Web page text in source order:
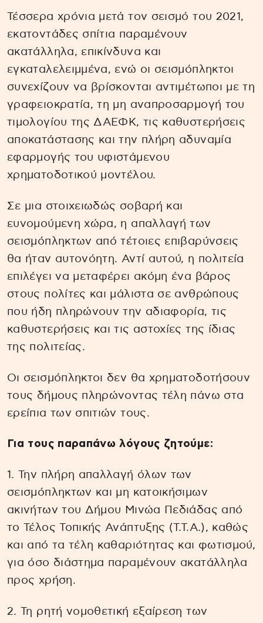
Τέσσερα χρόνια μετά τον σεισμό του 2021,
εκατοντάδες σπίτια παραμένουν
ακατάλληλα, επικίνδυνα και
εγκαταλελειμμένα, ενώ οι σεισμόπληκτοι
συνεχίζουν να βρίσκονται αντιμέτωποι με τη
γραφειοκρατία, τη μη αναπροσαρμογή του
τιμολογίου της ΔΑΕΦΚ, τις καθυστερήσεις
αποκατάστασης και την πλήρη αδυναμία
εφαρμογής του υφιστάμενου
χρηματοδοτικού μοντέλου.
Σε μια στοιχειωδώς σοβαρή και
ευνομούμενη χώρα, η απαλλαγή των
σεισμόπληκτων από τέτοιες επιβαρύνσεις
θα ήταν αυτονόητη. Αντί αυτού, η πολιτεία
επιλέγει να μεταφέρει ακόμη ένα βάρος
στους πολίτες και μάλιστα σε ανθρώπους
που ήδη πληρώνουν την αδιαφορία, τις
καθυστερήσεις και τις αστοχίες της ίδιας
της πολιτείας.
Οι σεισμόπληκτοι δεν θα χρηματοδοτήσουν
τους δήμους πληρώνοντας τέλη πάνω στα
ερείπια των σπιτιών τους.
Για τους παραπάνω λόγους ζητούμε:
1. Την πλήρη απαλλαγή όλων των
σεισμόπληκτων και μη κατοικήσιμων
ακινήτων του Δήμου Μινώα Πεδιάδας από
το Τέλος Τοπικής Ανάπτυξης (Τ.Τ.Α.), καθώς
και από τα τέλη καθαριότητας και φωτισμού,
για όσο διάστημα παραμένουν ακατάλληλα
προς χρήση.
2. Τη ρητή νομοθετική εξαίρεση των